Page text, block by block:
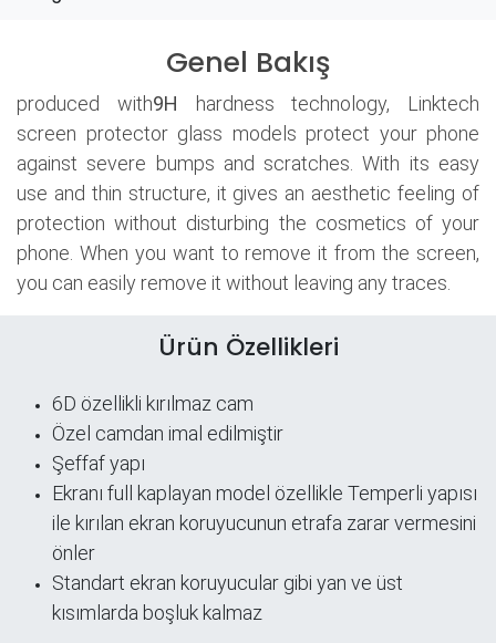
Genel Bakış
produced with9H hardness technology, Linktech
screen protector glass models protect your phone
against severe bumps and scratches. With its easy
use and thin structure, it gives an aesthetic feeling of
protection without disturbing the cosmetics of your
phone. When you want to remove it from the screen,
you can easily remove it without leaving any traces.
Ürün Özellikleri
6D özellikli kırılmaz cam
Özel camdan imal edilmiştir
Şeffaf yapı
​Ekranı full kaplayan model özellikle Temperli yapısı
ile kırılan ekran koruyucunun etrafa zarar vermesini
önler
Standart ekran koruyucular gibi yan ve üst
kısımlarda boşluk kalmaz